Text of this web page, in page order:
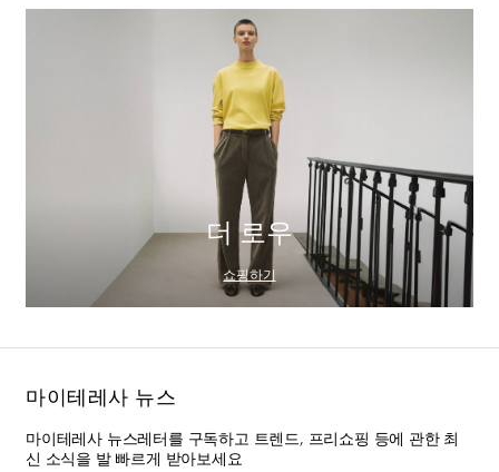
더 로우
쇼핑하기
마이테레사 뉴스
마이테레사 뉴스레터를 구독하고 트렌드, 프리쇼핑 등에 관한 최
신 소식을 발 빠르게 받아보세요